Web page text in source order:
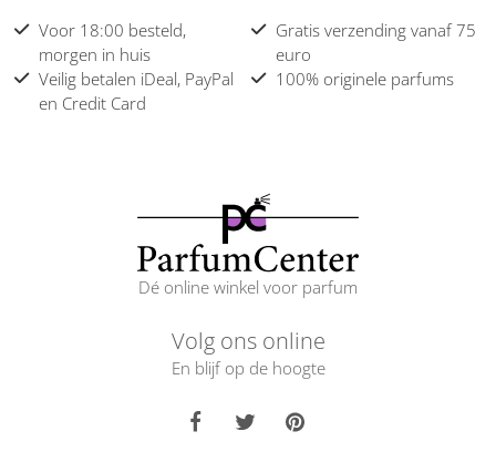
Voor 18:00 besteld,
morgen in huis
Gratis verzending vanaf 75
euro
Veilig betalen iDeal, PayPal
en Credit Card
100% originele parfums
Dé online winkel voor parfum
Volg ons online
En blijf op de hoogte